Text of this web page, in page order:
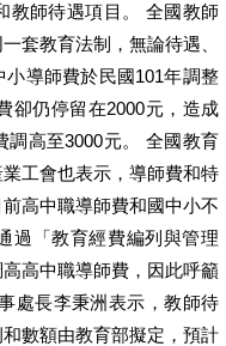
教師待遇項目。 全國教師
套教育法制，無論待遇、
導師費於民國101年調整
卻仍停留在2000元，造成
調高至3000元。 全國教育
工會也表示，導師費和特
高中職導師費和國中小不
過「教育經費編列與管理
高中職導師費，因此呼籲
處長李秉洲表示，教師待
數額由教育部擬定，預計